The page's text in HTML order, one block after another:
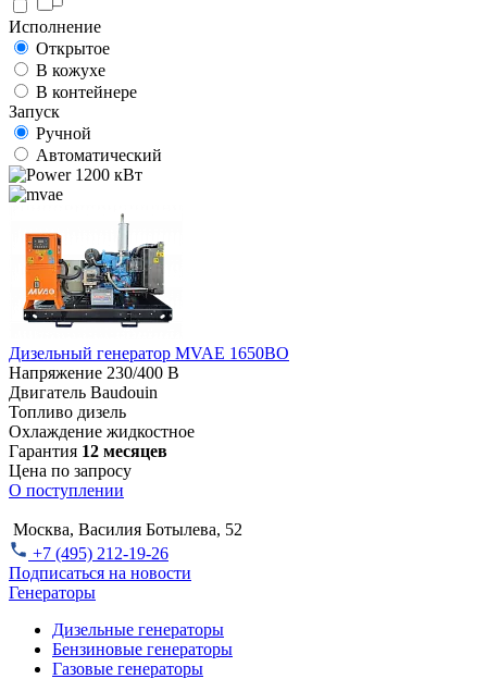
Исполнение
Открытое
В кожухе
В контейнере
Запуск
Ручной
Автоматический
1200 кВт
Дизельный генератор MVAE 1650BO
Напряжение 230/400 В
Двигатель Baudouin
Топливо дизель
Охлаждение жидкостное
Гарантия 12 месяцев
Цена по запросу
О поступлении
Москва, Василия Ботылева, 52
+7 (495) 212-19-26
Подписаться на новости
Генераторы
Дизельные генераторы
Бензиновые генераторы
Газовые генераторы